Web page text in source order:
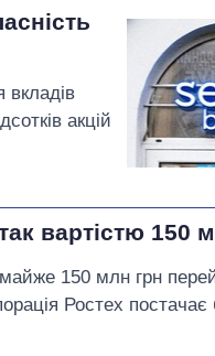
вкладів
акцій
вартістю 150
150 млн грн
Ростех постачає